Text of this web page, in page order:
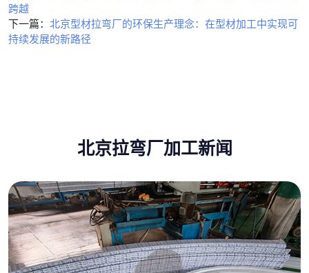
跨越
下一篇： 北京型材拉弯厂的环保生产理念：在型材加工中实现可
持续发展的新路径
北京拉弯厂加工新闻